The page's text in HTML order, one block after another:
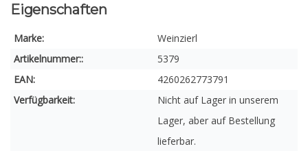
Eigenschaften
Marke:
Weinzierl
Artikelnummer::
5379
EAN:
4260262773791
Verfügbarkeit:
Nicht auf Lager in unserem
Lager, aber auf Bestellung
lieferbar.